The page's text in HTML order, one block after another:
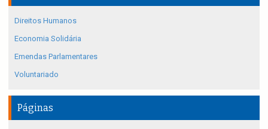
Direitos Humanos
Economia Solidária
Emendas Parlamentares
Voluntariado
Páginas